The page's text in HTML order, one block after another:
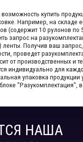
купить
Например, на складе​
(содержит 10 рулонов по
запрос на
ленты. Получив ваш
проведет
от производственных​ и
индивидуально для
упаковка продукции
"Разукомплектация", в
НАША